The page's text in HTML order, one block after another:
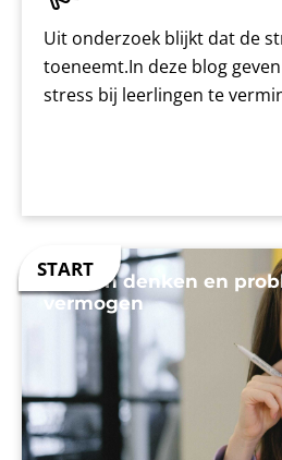
Uit onderzoek blijkt dat de
toeneemt.In deze blog
stress bij leerlingen te
Kritisch denken en
vermogen